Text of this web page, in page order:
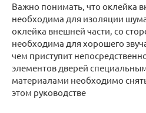
Важно понимать, что оклейка
необходима для изоляции
оклейка внешней части, со
необходима для хорошего
чем приступит
элементов дверей
материалами необходимо
этом руководстве